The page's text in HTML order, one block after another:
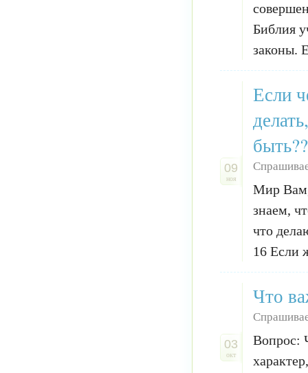
Библия
законы.
09
ноя
Если
Мир Вам,
знаем,
что
16 Если
03
окт
Что
Вопрос: